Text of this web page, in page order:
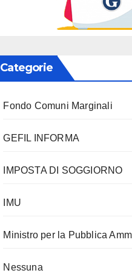
Categorie
Fondo Comuni Marginali
GEFIL INFORMA
IMPOSTA DI SOGGIORNO
IMU
Ministro per la Pubblica
Nessuna